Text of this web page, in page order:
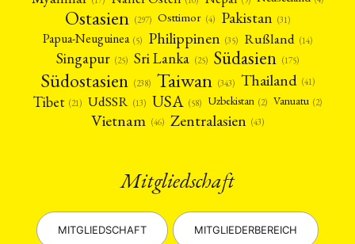
Ostasien (297) Osttimor (4) Pakistan (31)
Papua-Neuguinea (5) Philippinen (35) Rußland (14)
Singapur (25) Sri Lanka (25) Südasien (175)
Südostasien (238) Taiwan (343) Thailand (41)
Tibet (21) UdSSR (13) USA (58) Uzbekistan (2) Vanuatu (2)
Vietnam (46) Zentralasien (43)
Mitgliedschaft
MITGLIEDSCHAFT MITGLIEDERBEREICH